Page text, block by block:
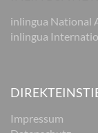
inlingua National
inlingua
Impressum